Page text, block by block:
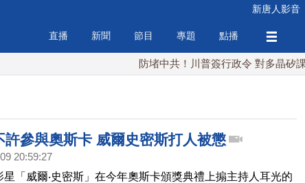
新唐人影音
直播 新聞 節目 專題 點播
防堵中共！川普簽行政令 對多晶矽課15%關稅
許參與奧斯卡 威爾史密斯打人被懲
20:59:27
星「威爾‧史密斯」在今年奧斯卡頒獎典禮上搧主持人耳光的